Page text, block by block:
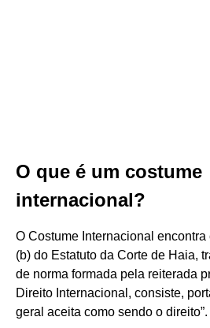
O que é um costume
internacional?
O Costume Internacional
(b) do Estatuto da Corte de Haia,
de norma formada pela reiterada
Direito Internacional, consiste,
geral aceita como sendo o direito”.